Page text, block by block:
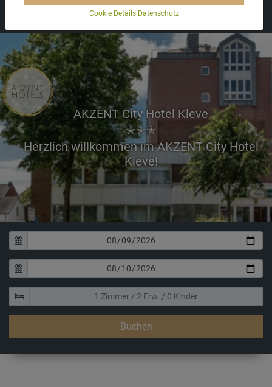
AKZENT City Hotel Kleve
✭✭✭
Previous Next
Buchen
Cookie Details Datenschutz